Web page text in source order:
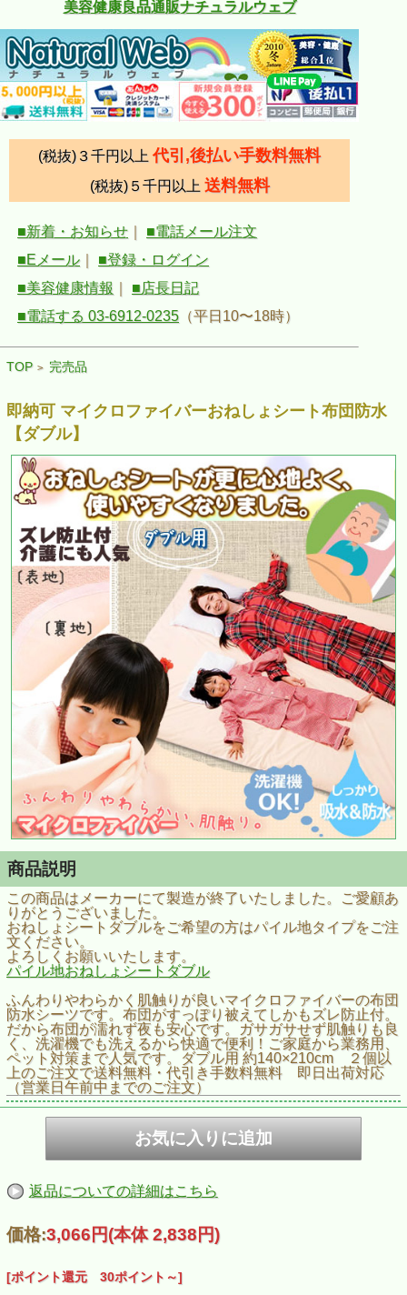
美容健康良品通販ナチュラルウェブ
(税抜)３千円以上 代引,後払い手数料無料
(税抜)５千円以上 送料無料
■新着・お知らせ
■電話メール注文
■Eメール
■登録・ログイン
■美容健康情報
■店長日記
■電話する 03-6912-0235 （平日10〜18時）
TOP > 完売品
即納可 マイクロファイバーおねしょシート布団防水
【ダブル】
商品説明
この商品はメーカーにて製造が終了いたしました。ご愛顧あ
りがとうございました。
おねしょシートダブルをご希望の方はパイル地タイプをご注
文ください。
よろしくお願いいたします。
パイル地おねしょシートダブル
ふんわりやわらかく肌触りが良いマイクロファイバーの布団
防水シーツです。布団がすっぽり被えてしかもズレ防止付。
だから布団が濡れず夜も安心です。ガサガサせず肌触りも良
く、洗濯機でも洗えるから快適で便利！ご家庭から業務用、
ペット対策まで人気です。ダブル用 約140×210cm ２個以
上のご注文で送料無料・代引き手数料無料 即日出荷対応
（営業日午前中までのご注文）
返品についての詳細はこちら
価格:3,066円(本体 2,838円)
[ポイント還元 30ポイント～]